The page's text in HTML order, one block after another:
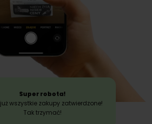
Super robota!
wszystkie zakupy zatwierdzone!
Tak trzymać!